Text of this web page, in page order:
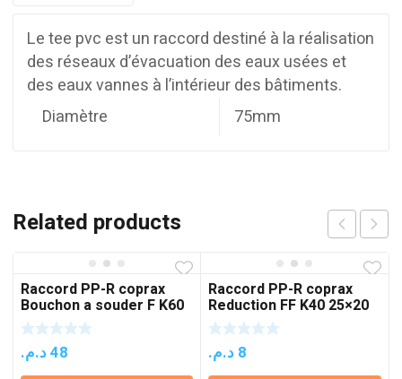
Le tee pvc est un raccord destiné à la réalisation
des réseaux d’évacuation des eaux usées et
des eaux vannes à l’intérieur des bâtiments.
Diamètre
75mm
Related products
Raccord PP-R coprax
Bouchon a souder F K60
50
48د.م.
Raccord PP-R coprax
Reduction FF K40 25×20
8 د.م.